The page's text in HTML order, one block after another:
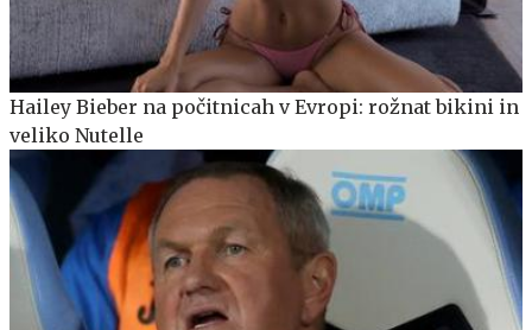
Hailey Bieber na počitnicah v Evropi: rožnat bikini in
veliko Nutelle